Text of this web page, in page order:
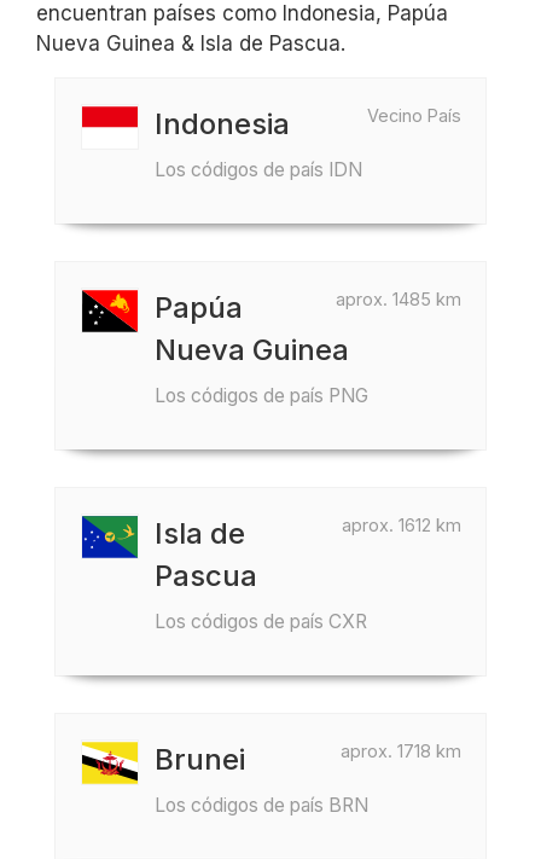
encuentran países como Indonesia, Papúa
Nueva Guinea & Isla de Pascua.
Vecino País
Indonesia
Los códigos de país IDN
aprox. 1485 km
Papúa
Nueva Guinea
Los códigos de país PNG
aprox. 1612 km
Isla de
Pascua
Los códigos de país CXR
aprox. 1718 km
Brunei
Los códigos de país BRN